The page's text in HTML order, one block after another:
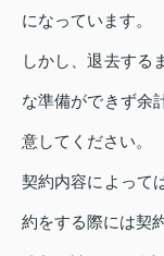
になっています。
しかし、退去する
な準備ができず余
意してください。
契約内容によって
約をする際には契